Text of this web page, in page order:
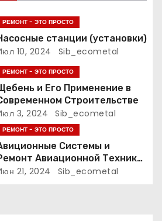
РЕМОНТ - ЭТО ПРОСТО
станции (установки)
10, 2024 Sib_ecometal
РЕМОНТ - ЭТО ПРОСТО
и Его Применение в
Строительстве
3, 2024 Sib_ecometal
РЕМОНТ - ЭТО ПРОСТО
Системы и
Авиационной Техники:
и Практика
21, 2024 Sib_ecometal